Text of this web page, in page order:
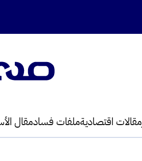
مقالات اقتصاديةملفات فسادمقال